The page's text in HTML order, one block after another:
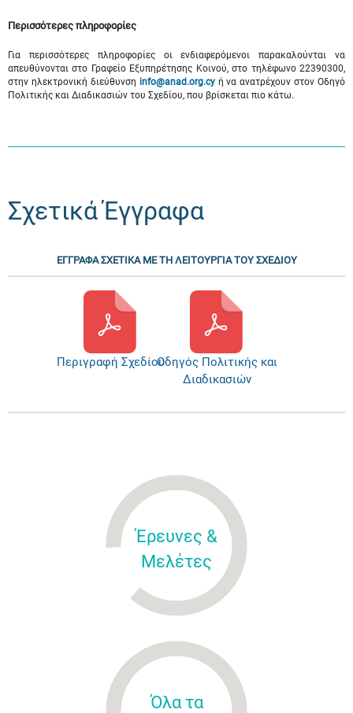
Περισσότερες πληροφορίες
Για περισσότερες πληροφορίες οι ενδιαφερόμενοι παρακαλούνται να
απευθύνονται στο Γραφείο Εξυπηρέτησης Κοινού, στο τηλέφωνο 22390300,
στην ηλεκτρονική διεύθυνση info@anad .org.cyή να ανατρέχουν στον Οδηγό
Πολιτικής και Διαδικασιών του Σχεδίου, που βρίσκεται πιο κάτω.
Σχετικά Έγγραφα
ΕΓΓΡΑΦΑ ΣΧΕΤΙΚΑ ΜΕ ΤΗ ΛΕΙΤΟΥΡΓΙΑ ΤΟΥ ΣΧΕΔΙΟΥ
Περιγραφή ΣχεδίουΟδηγός Πολιτικής και
Διαδικασιών
Έρευνες &
Μελέτες
Όλα τα